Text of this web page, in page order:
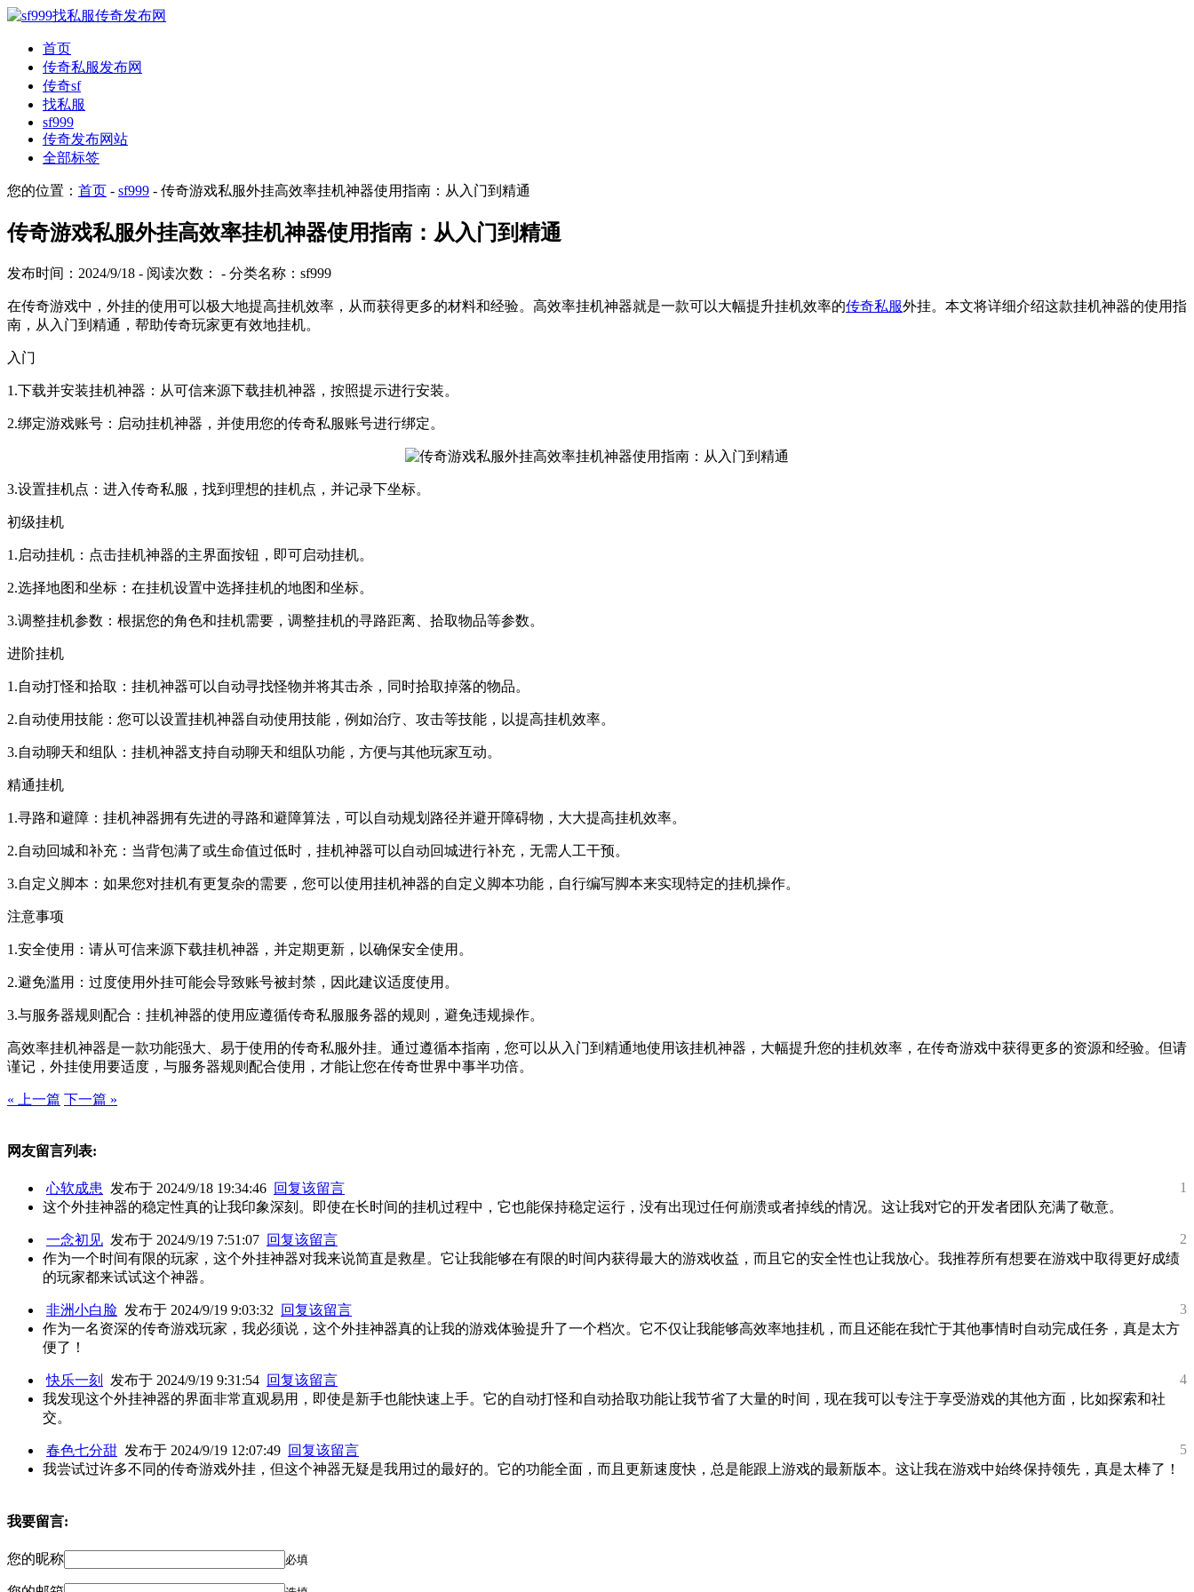
首页
传奇私服发布网
传奇sf
找私服
sf999
传奇发布网站
全部标签
您的位置： 首页 - sf999 - 传奇游戏私服外挂高效率挂机神器使用指南：从入门到精通
传奇游戏私服外挂高效率挂机神器使用指南：从入门到精通
发布时间：2024/9/18 - 阅读次数： - 分类名称：sf999
在传奇游戏中，外挂的使用可以极大地提高挂机效率，从而获得更多的材料和经验。高效率挂机神器就是一款可以大幅提升挂机效率的传奇私服外挂。本文将详细介绍这款挂机神器的使用指
南，从入门到精通，帮助传奇玩家更有效地挂机。
入门
1.下载并安装挂机神器：从可信来源下载挂机神器，按照提示进行安装。
2.绑定游戏账号：启动挂机神器，并使用您的传奇私服账号进行绑定。
3.设置挂机点：进入传奇私服，找到理想的挂机点，并记录下坐标。
初级挂机
1.启动挂机：点击挂机神器的主界面按钮，即可启动挂机。
2.选择地图和坐标：在挂机设置中选择挂机的地图和坐标。
3.调整挂机参数：根据您的角色和挂机需要，调整挂机的寻路距离、拾取物品等参数。
进阶挂机
1.自动打怪和拾取：挂机神器可以自动寻找怪物并将其击杀，同时拾取掉落的物品。
2.自动使用技能：您可以设置挂机神器自动使用技能，例如治疗、攻击等技能，以提高挂机效率。
3.自动聊天和组队：挂机神器支持自动聊天和组队功能，方便与其他玩家互动。
精通挂机
1.寻路和避障：挂机神器拥有先进的寻路和避障算法，可以自动规划路径并避开障碍物，大大提高挂机效率。
2.自动回城和补充：当背包满了或生命值过低时，挂机神器可以自动回城进行补充，无需人工干预。
3.自定义脚本：如果您对挂机有更复杂的需要，您可以使用挂机神器的自定义脚本功能，自行编写脚本来实现特定的挂机操作。
注意事项
1.安全使用：请从可信来源下载挂机神器，并定期更新，以确保安全使用。
2.避免滥用：过度使用外挂可能会导致账号被封禁，因此建议适度使用。
3.与服务器规则配合：挂机神器的使用应遵循传奇私服服务器的规则，避免违规操作。
高效率挂机神器是一款功能强大、易于使用的传奇私服外挂。通过遵循本指南，您可以从入门到精通地使用该挂机神器，大幅提升您的挂机效率，在传奇游戏中获得更多的资源和经验。但请
谨记，外挂使用要适度，与服务器规则配合使用，才能让您在传奇世界中事半功倍。
« 上一篇 下一篇 »
网友留言列表:
1
心软成患 发布于 2024/9/18 19:34:46 回复该留言
这个外挂神器的稳定性真的让我印象深刻。即使在长时间的挂机过程中，它也能保持稳定运行，没有出现过任何崩溃或者掉线的情况。这让我对它的开发者团队充满了敬意。
2
一念初见 发布于 2024/9/19 7:51:07 回复该留言
作为一个时间有限的玩家，这个外挂神器对我来说简直是救星。它让我能够在有限的时间内获得最大的游戏收益，而且它的安全性也让我放心。我推荐所有想要在游戏中取得更好成绩
的玩家都来试试这个神器。
3
非洲小白脸 发布于 2024/9/19 9:03:32
回复该留言
作为一名资深的传奇游戏玩家，我必须说，这个外挂神器真的让我的游戏体验提升了一个档次。它不仅让我能够高效率地挂机，而且还能在我忙于其他事情时自动完成任务，真是太方
便了！
4
快乐一刻 发布于 2024/9/19 9:31:54 回复该留言
我发现这个外挂神器的界面非常直观易用，即使是新手也能快速上手。它的自动打怪和自动拾取功能让我节省了大量的时间，现在我可以专注于享受游戏的其他方面，比如探索和社
交。
5
春色七分甜 发布于 2024/9/19 12:07:49 回复该留言
我尝试过许多不同的传奇游戏外挂，但这个神器无疑是我用过的最好的。它的功能全面，而且更新速度快，总是能跟上游戏的最新版本。这让我在游戏中始终保持领先，真是太棒了！
我要留言:
您的昵称 必填